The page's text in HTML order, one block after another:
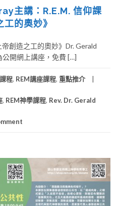
主講：R.E.M. 信仰課
的奧妙》
帝創造之工的奧妙》Dr. Gerald
公開網上講座，免費 […]
程, REM講座課程, 重點推介
, REM神學課程, Rev. Dr. Gerald